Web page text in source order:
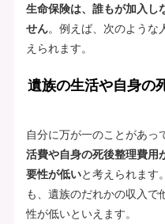
生命保険は、誰もが加入し
せん。例えば、次のような
えられます。
遺族の生活や自身の
自分に万が一のことがあっ
活費や自身の死後整理費用
要性が低いと考えられます
も、遺族のだれかの収入で
性が低いといえます。